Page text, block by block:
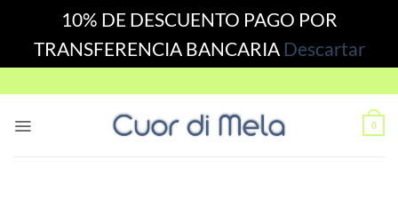
10% DE DESCUENTO PAGO POR
TRANSFERENCIA BANCARIA Descartar
to
0